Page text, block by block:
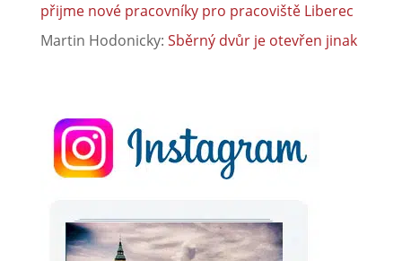
přijme nové pracovníky pro pracoviště Liberec
Martin Hodonicky: Sběrný dvůr je otevřen jinak